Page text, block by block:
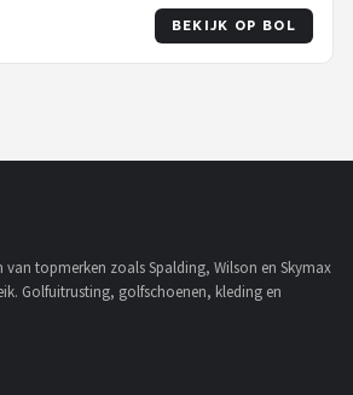
BEKIJK OP BOL
van topmerken zoals Spalding, Wilson en Skymax
Golfuitrusting, golfschoenen, kleding en